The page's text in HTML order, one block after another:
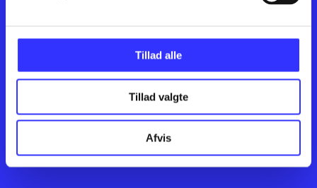
Tillad alle
Tillad valgte
Afvis Feedback
Kontakt os
English
Artikler
Film
Musik
Noder